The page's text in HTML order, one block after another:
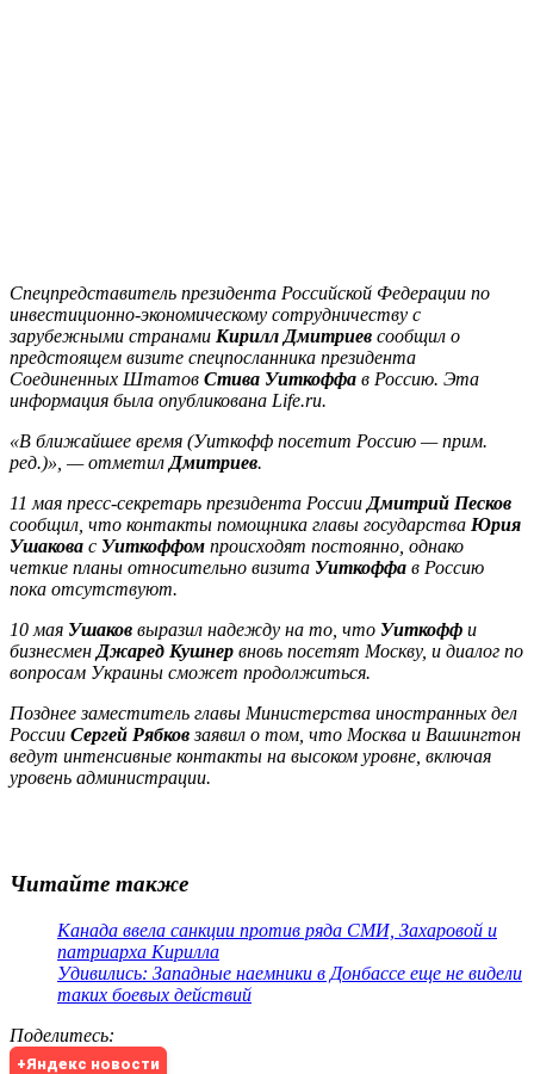
Спецпредставитель президента Российской Федерации по
инвестиционно-экономическому сотрудничеству с
зарубежными странами Кирилл Дмитриев сообщил о
предстоящем визите спецпосланника президента
Соединенных Штатов Стива Уиткоффа в Россию. Эта
информация была опубликована Life.ru.
«В ближайшее время (Уиткофф посетит Россию — прим.
ред.)», — отметил Дмитриев.
11 мая пресс-секретарь президента России Дмитрий Песков
сообщил, что контакты помощника главы государства Юрия
Ушакова с Уиткоффом происходят постоянно, однако
четкие планы относительно визита Уиткоффа в Россию
пока отсутствуют.
10 мая Ушаков выразил надежду на то, что Уиткофф и
бизнесмен Джаред Кушнер вновь посетят Москву, и диалог по
вопросам Украины сможет продолжиться.
Позднее заместитель главы Министерства иностранных дел
России Сергей Рябковзаявил о том, что Москва и Вашингтон
ведут интенсивные контакты на высоком уровне, включая
уровень администрации.
Читайте также
Канада ввела санкции против ряда СМИ, Захаровой и
патриарха Кирилла
Удивились: Западные наемники в Донбассе еще не видели
таких боевых действий
Поделитесь:
+Яндекс новости